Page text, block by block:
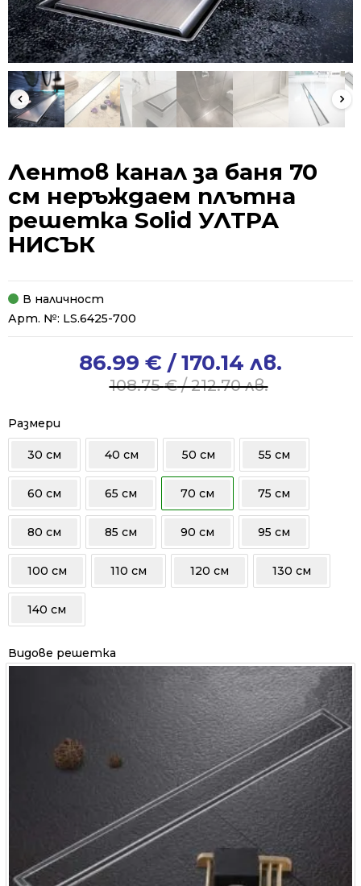
Лентов канал за баня 70
см неръждаем плътна
решетка Solid УЛТРА
НИСЪК
В наличност
Арт. №: LS.6425-700
108.75€/ 212.70 лв.
108.75 €
/
212.70 лв..
86.99 € / 170.14 лв.
86.99 €
/
170.14 лв..
Размери
30 см 40 см 50 см 55 см
60 см 65 см 70 см 75 см
80 см 85 см 90 см 95 см
100 см 110 см 120 см 130 см
140 см
Видове решетка